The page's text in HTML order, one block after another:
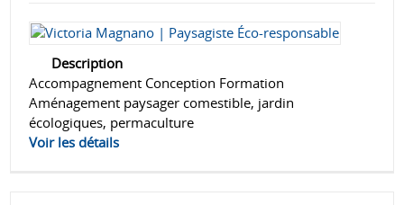
Description
Accompagnement Conception Formation
Aménagement paysager comestible, jardin
écologiques, permaculture
Voir les détails